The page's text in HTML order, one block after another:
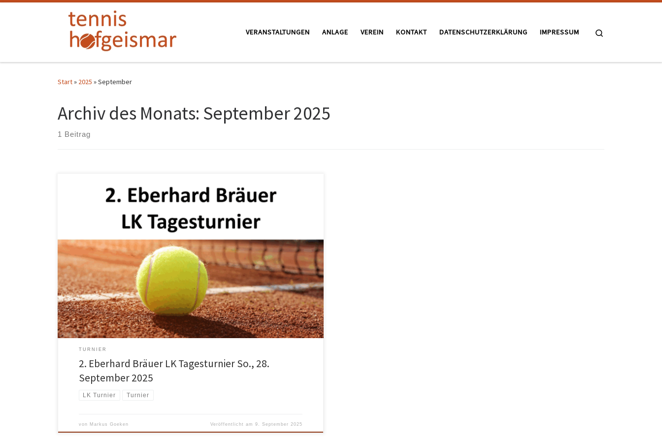
Zum Inhalt springen
VERANSTALTUNGEN ANLAGE VEREIN KONTAKT DATENSCHUTZERKLÄRUNG IMPRESSUM
Start» 2025 »September
Archiv des Monats: September 2025
1 Beitrag
Am Sonntag, 28. September 2025, ist es wieder soweit: Auf unserer Anlage in
Hofgeismar findet das 2. Eberhard Bräuer LK Tagesturnier statt! Konkurrenzen: Damen 30
Einzel und Herren 30 Einzel Alle weiteren Informationen zum Turnier inklusive
Ausschreibung und Anmeldung findet ihr auf der mybigpoint Seite.
TURNIER
2. Eberhard Bräuer LK Tagesturnier So., 28.
September 2025
LK Turnier Turnier
von Markus Goeken Veröffentlicht am9. September 2025